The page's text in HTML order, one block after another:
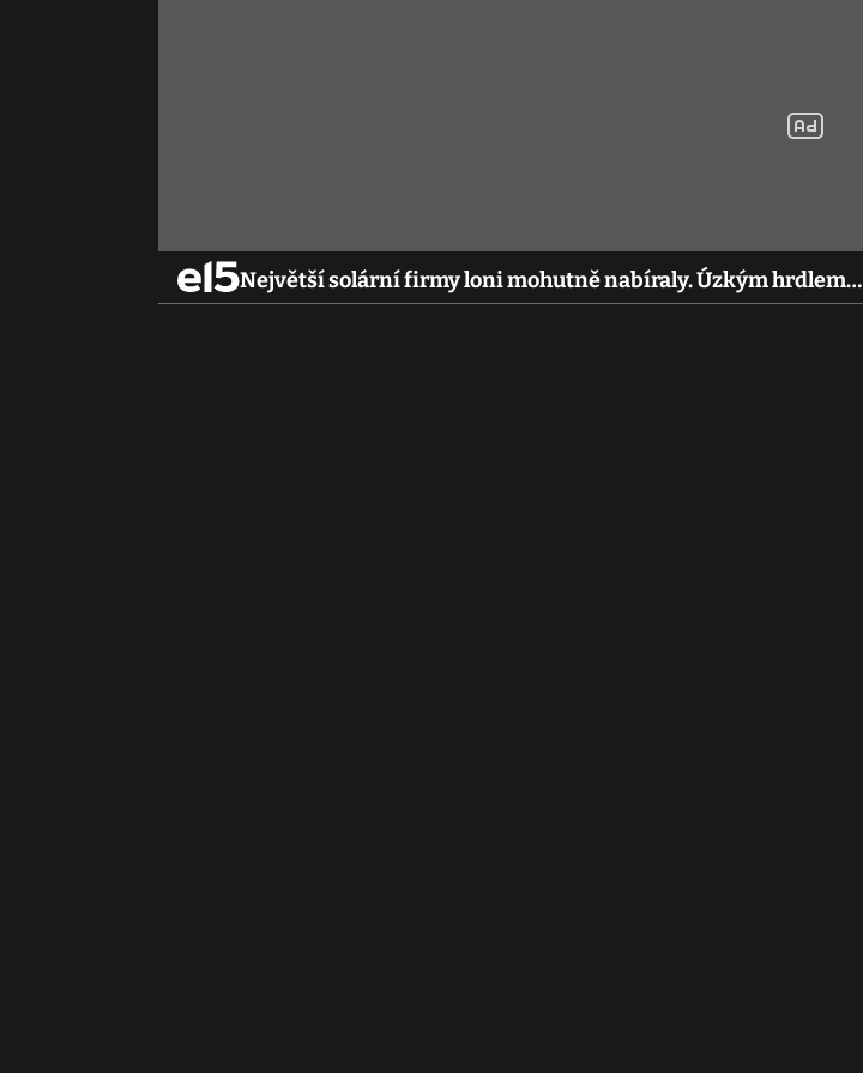
Největší solární firmy loni mohutně nabíraly. Úzkým hrdlem…